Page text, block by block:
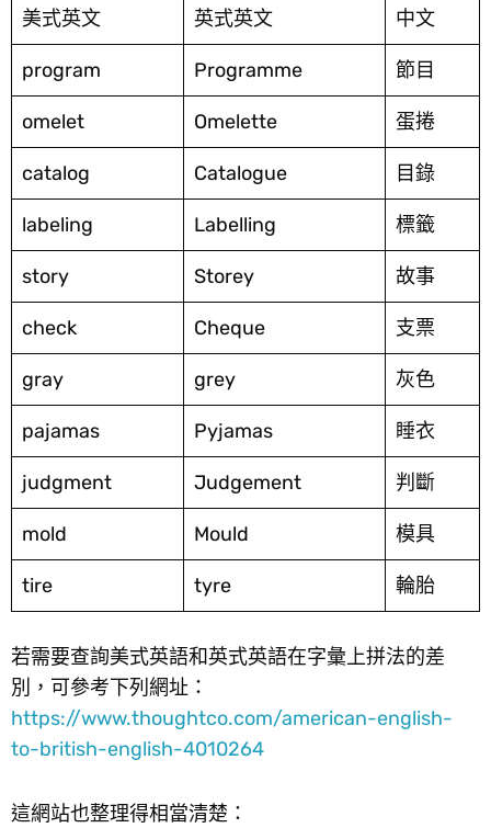
美式英文 英式英文 中文
program Programme 節目
omelet Omelette 蛋捲
catalog Catalogue 目錄
labeling Labelling 標籤
story Storey 故事
check Cheque 支票
gray grey 灰色
pajamas Pyjamas 睡衣
judgment Judgement 判斷
mold Mould 模具
tire tyre 輪胎
若需要查詢美式英語和英式英語在字彙上拼法的差
別，可參考下列網址：
https://www.thoughtco.com/american-english-
to-british-english-4010264
這網站也整理得相當清楚：